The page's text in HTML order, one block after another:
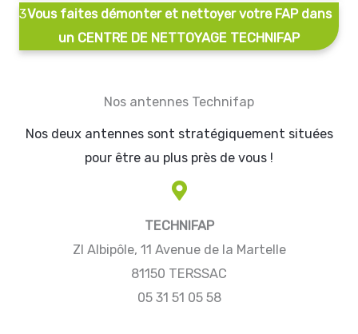
3Vous faites démonter et nettoyer votre FAP dans
un CENTRE DE NETTOYAGE TECHNIFAP
Nos antennes Technifap
Nos deux antennes sont stratégiquement situées
pour être au plus près de vous !
TECHNIFAP
ZI Albipôle, 11 Avenue de la Martelle
81150 TERSSAC
05 31 51 05 58